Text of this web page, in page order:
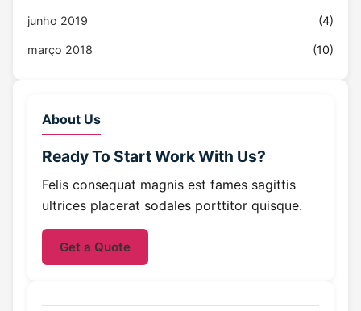
junho 2019 (4)
março 2018 (10)
About Us
Ready To StartWork With Us?
Felis consequat magnis est fames sagittis
ultrices placerat sodales porttitor quisque.
Get a Quote